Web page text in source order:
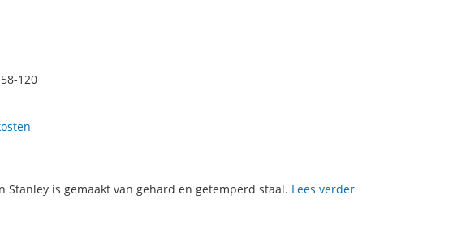
120
Stanley is gemaakt van gehard en getemperd staal. Lees verder